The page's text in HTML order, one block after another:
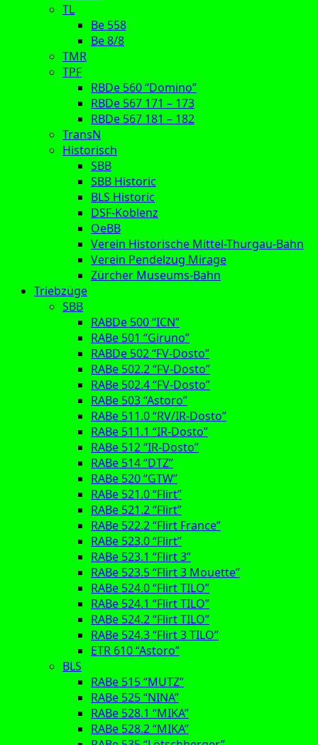
TL
Be 558
Be 8/8
TMR
TPF
RBDe 560 “Domino”
RBDe 567 171 – 173
RBDe 567 181 – 182
TransN
Historisch
SBB
SBB Historic
BLS Historic
DSF-Koblenz
OeBB
Verein Historische Mittel-Thurgau-Bahn
Verein Pendelzug Mirage
Zürcher Museums-Bahn
Triebzüge
SBB
RABDe 500 “ICN”
RABe 501 “Giruno”
RABDe 502 “FV-Dosto”
RABe 502.2 “FV-Dosto”
RABe 502.4 “FV-Dosto”
RABe 503 “Astoro”
RABe 511.0 “RV/IR-Dosto”
RABe 511.1 “IR-Dosto”
RABe 512 “IR-Dosto”
RABe 514 “DTZ”
RABe 520 “GTW”
RABe 521.0 “Flirt”
RABe 521.2 “Flirt”
RABe 522.2 “Flirt France”
RABe 523.0 “Flirt”
RABe 523.1 “Flirt 3”
RABe 523.5 “Flirt 3 Mouette”
RABe 524.0 “Flirt TILO”
RABe 524.1 “Flirt TILO”
RABe 524.2 “Flirt TILO”
RABe 524.3 “Flirt 3 TILO”
ETR 610 “Astoro”
BLS
RABe 515 “MUTZ”
RABe 525 “NINA”
RABe 528.1 “MIKA”
RABe 528.2 “MIKA”